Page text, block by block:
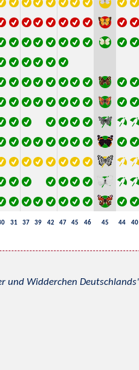
31 37 39 42 47 45 46 45 44 40
und Widderchen Deutschlands